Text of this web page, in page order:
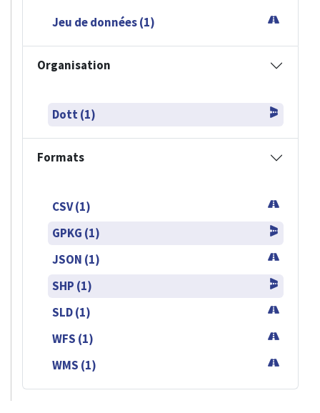
Jeu de données (1)
Organisation
Dott (1)
Formats
CSV (1)
GPKG (1)
JSON (1)
SHP (1)
SLD (1)
WFS (1)
WMS (1)